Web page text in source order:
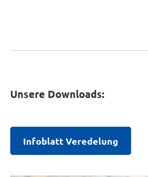
Unsere Downloads:
Infoblatt Veredelung